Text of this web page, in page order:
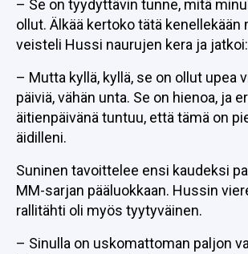
– Se on tyydyttävin tunne, mitä
ollut. Älkää kertoko tätä kenellekään
veisteli Hussi naurujen kera ja jatkoi:
– Mutta kyllä, kyllä, se on ollut upea
päiviä, vähän unta. Se on hienoa, ja
äitienpäivänä tuntuu, että tämä on
äidilleni.
Suninen tavoittelee ensi kaudeksi
MM-sarjan pääluokkaan. Hussin
rallitähti oli myös tyytyväinen.
– Sinulla on uskomattoman paljon